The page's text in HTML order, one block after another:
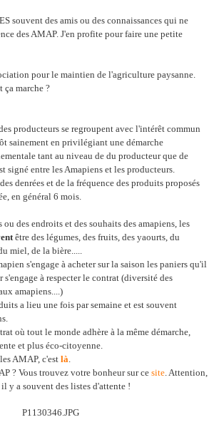
souvent des amis ou des connaissances qui ne
des AMAP. J'en profite pour faire une petite
pour le maintien de l'agriculture paysanne.
ça marche ?
producteurs se regroupent avec l'intérêt commun
sainement en privilégiant une démarche
tant au niveau de du producteur que de
signé entre les Amapiens et les producteurs.
denrées et de la fréquence des produits proposés
en général 6 mois.
des endroits et des souhaits des amapiens, les
être des légumes, des fruits, des yaourts, du
miel, de la bière.....
s'engage à acheter sur la saison les paniers qu'il
à respecter le contrat (diversité des
amapiens....)
a lieu une fois par semaine et est souvent
où tout le monde adhère à la même démarche,
et plus éco-citoyenne.
AMAP, c'est là.
? Vous trouvez votre bonheur sur ce site. Attention,
y a souvent des listes d'attente !